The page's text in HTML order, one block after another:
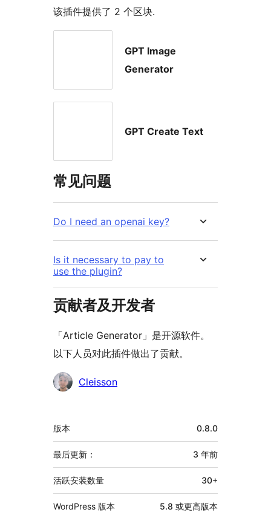
该插件提供了 2 个区块.
GPT Image
Generator
GPT Create Text
常见问题
Do I need an openai key?
Is it necessary to pay to
use the plugin?
贡献者及开发者
「Article Generator」是开源软件。
以下人员对此插件做出了贡献。
贡
Cleisson
额
外
信
息
版本 0.8.0
最后更新： 3 年前
活跃安装数量 30+
WordPress 版本 5.8 或更高版本